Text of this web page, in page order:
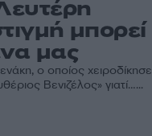
μπορεί
μας
ο οποίος χειροδίκησε
Βενιζέλος» γιατί…...